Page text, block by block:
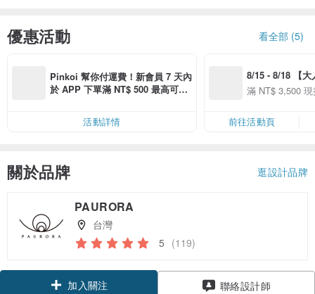
優惠活動 看全部 (5)
Pinkoi 幫你付運費！新會員 7 天內
於 APP 下單滿 NT$ 500 最高可折
活動詳情
8/15 - 8/18 【大
季】滿
50
滿 NT$ 3,500
前往活動頁
關於品牌 逛設計品牌
PAURORA
台灣
5 (119)
加入關注 聯絡設計師